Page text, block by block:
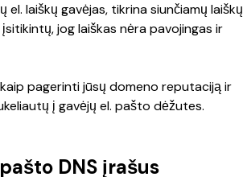
laiškų gavėjas, tikrina siunčiamų laiškų
jog laiškas nėra pavojingas ir
pagerinti jūsų domeno reputaciją ir
į gavėjų el. pašto dėžutes.
DNS įrašus